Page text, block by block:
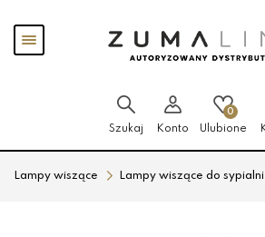
Pokaż
menu
Szukaj Konto
0
Ulubione
Lampy wiszące Lampy wiszące do sypialni